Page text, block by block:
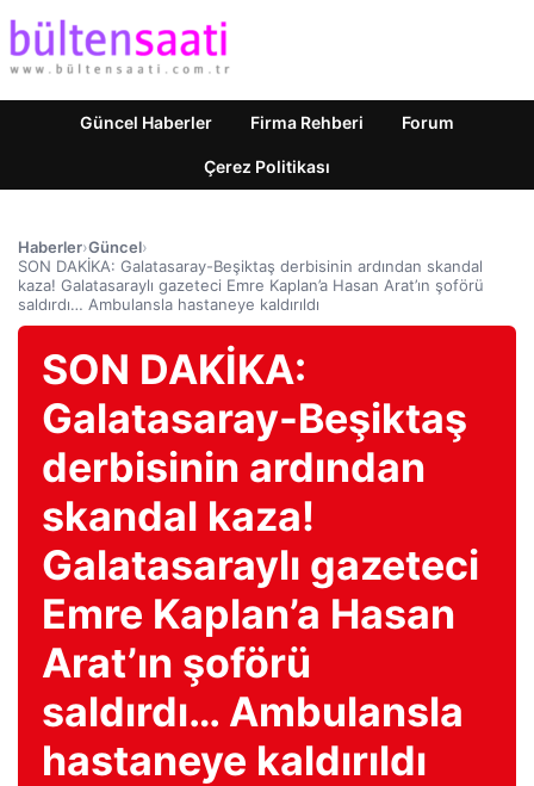
Güncel Haberler Firma Rehberi Forum
Çerez Politikası
Haberler›Güncel›
SON DAKİKA: Galatasaray-Beşiktaş derbisinin ardından skandal
kaza! Galatasaraylı gazeteci Emre Kaplan’a Hasan Arat’ın şoförü
saldırdı… Ambulansla hastaneye kaldırıldı
SON DAKİKA:
Galatasaray-Beşiktaş
derbisinin ardından
skandal kaza!
Galatasaraylı gazeteci
Emre Kaplan’a Hasan
Arat’ın şoförü
saldırdı… Ambulansla
hastaneye kaldırıldı